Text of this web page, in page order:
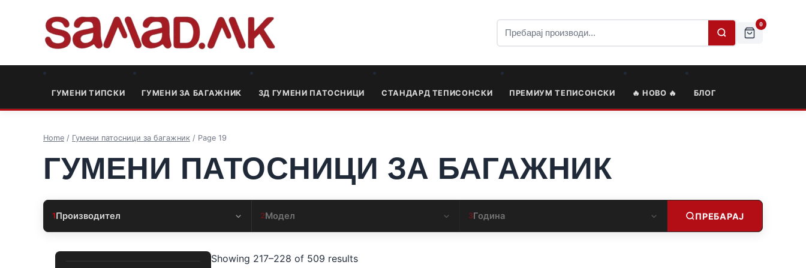
0
ГУМЕНИ ТИПСКИ ГУМЕНИ ЗА БАГАЖНИК 3Д ГУМЕНИ ПАТОСНИЦИ СТАНДАРД ТЕПИСОНСКИ ПРЕМИУМ ТЕПИСОНСКИ 🔥 НОВО 🔥 БЛОГ
Home / Гумени патосници за багажник / Page 19
ГУМЕНИ ПАТОСНИЦИ ЗА БАГАЖНИК
1Производител 2Модел 3Година ПРЕБАРАЈ
Showing 217–228 of 509 results